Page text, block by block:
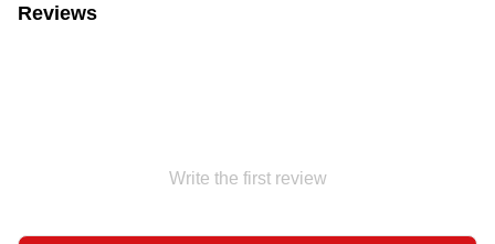
Reviews
Write the first review